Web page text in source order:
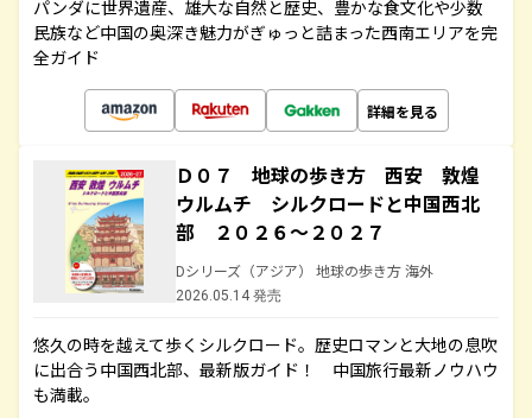
パンダに世界遺産、雄大な自然と歴史、豊かな食文化や少数
民族など中国の奥深き魅力がぎゅっと詰まった西南エリアを完
全ガイド
詳細を見る
Ｄ０７ 地球の歩き方 西安 敦煌
ウルムチ シルクロードと中国西北
部 ２０２６～２０２７
Dシリーズ（アジア） 地球の歩き方 海外
2026.05.14 発売
悠久の時を越えて歩くシルクロード。歴史ロマンと大地の息吹
に出合う中国西北部、最新版ガイド！ 中国旅行最新ノウハウ
も満載。